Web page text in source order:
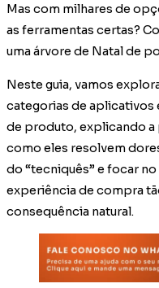
Mas com milhares de
as ferramentas certas?
uma árvore de Natal de
Neste guia, vamos
categorias de aplicativos
de produto, explicando a
como eles resolvem
do “tecniquês” e focar
experiência de compra
consequência natural.